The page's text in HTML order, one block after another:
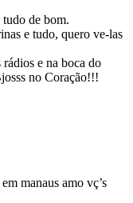
de bom.
e tudo, quero ve-las
rádios e na boca do
no Coração!!!
manaus amo vç’s